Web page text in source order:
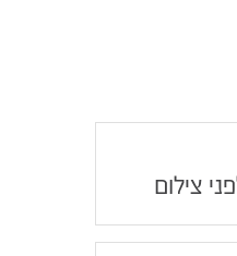
צילום